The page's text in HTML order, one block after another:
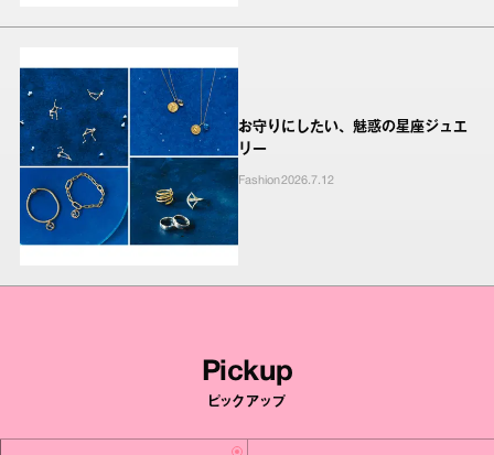
お守りにしたい、魅惑の星座ジュエ
リー
Fashion2026.7.12
Pickup
ピックアップ